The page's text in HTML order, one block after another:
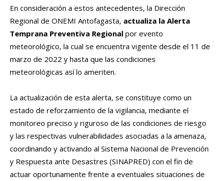
En consideración a estos antecedentes, la Dirección
Regional de ONEMI Antofagasta, actualiza la Alerta
Temprana Preventiva Regional por evento
meteorológico, la cual se encuentra vigente desde el 11 de
marzo de 2022 y hasta que las condiciones
meteorológicas así lo ameriten.
La actualización de esta alerta, se constituye como un
estado de reforzamiento de la vigilancia, mediante el
monitoreo preciso y riguroso de las condiciones de riesgo
y las respectivas vulnerabilidades asociadas a la amenaza,
coordinando y activando al Sistema Nacional de Prevención
y Respuesta ante Desastres (SINAPRED) con el fin de
actuar oportunamente frente a eventuales situaciones de